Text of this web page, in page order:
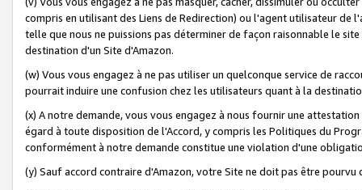
compris en utilisant des Liens de Redirection) ou l'agent utilisateur
telle que nous ne puissions pas déterminer de façon raisonnable le
destination d'un Site d'Amazon.
(w) Vous vous engagez à ne pas utiliser un quelconque service de
pourrait induire une confusion chez les utilisateurs quant à la
(x) A notre demande, vous vous engagez à nous fournir une
égard à toute disposition de l'Accord, y compris les Politiques du
conformément à notre demande constitue une violation d'une
(y) Sauf accord contraire d'Amazon, votre Site ne doit pas être